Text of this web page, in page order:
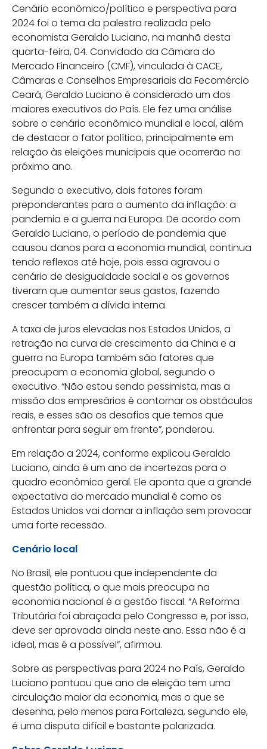
Cenário econômico/político e perspectiva para
2024 foi o tema da palestra realizada pelo
economista Geraldo Luciano, na manhã desta
quarta-feira, 04. Convidado da Câmara do
Mercado Financeiro (CMF), vinculada à CACE,
Câmaras e Conselhos Empresariais da Fecomércio
Ceará, Geraldo Luciano é considerado um dos
maiores executivos do País. Ele fez uma análise
sobre o cenário econômico mundial e local, além
de destacar o fator político, principalmente em
relação às eleições municipais que ocorrerão no
próximo ano.
Segundo o executivo, dois fatores foram
preponderantes para o aumento da inflação: a
pandemia e a guerra na Europa. De acordo com
Geraldo Luciano, o período de pandemia que
causou danos para a economia mundial, continua
tendo reflexos até hoje, pois essa agravou o
cenário de desigualdade social e os governos
tiveram que aumentar seus gastos, fazendo
crescer também a dívida interna.
A taxa de juros elevadas nos Estados Unidos, a
retração na curva de crescimento da China e a
guerra na Europa também são fatores que
preocupam a economia global, segundo o
executivo. “Não estou sendo pessimista, mas a
missão dos empresários é contornar os obstáculos
reais, e esses são os desafios que temos que
enfrentar para seguir em frente”, ponderou.
Em relação a 2024, conforme explicou Geraldo
Luciano, ainda é um ano de incertezas para o
quadro econômico geral. Ele aponta que a grande
expectativa do mercado mundial é como os
Estados Unidos vai domar a inflação sem provocar
uma forte recessão.
Cenário local
No Brasil, ele pontuou que independente da
questão política, o que mais preocupa na
economia nacional é a gestão fiscal. “A Reforma
Tributária foi abraçada pelo Congresso e, por isso,
deve ser aprovada ainda neste ano. Essa não é a
ideal, mas é a possível”, afirmou.
Sobre as perspectivas para 2024 no País, Geraldo
Luciano pontuou que ano de eleição tem uma
circulação maior da economia, mas o que se
desenha, pelo menos para Fortaleza, segundo ele,
é uma disputa difícil e bastante polarizada.